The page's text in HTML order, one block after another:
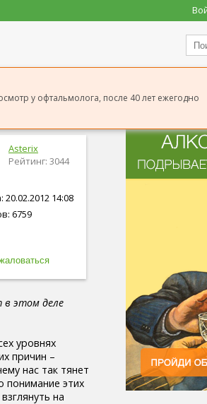
у офтальмолога, после 40 лет ежегодно
Asterix
Рейтинг: 3044
14:08
6759
в этом деле
уровнях
причин –
нас так тянет
понимание этих
на